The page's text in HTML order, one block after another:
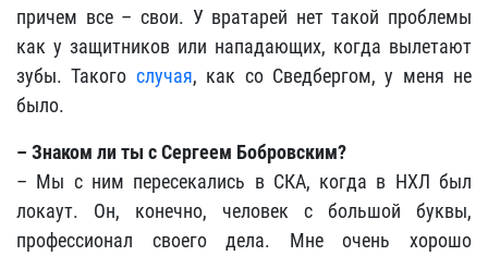
причем все – свои. У вратарей нет такой проблемы
как у защитников или нападающих, когда вылетают
зубы. Такого случая, как со Сведбергом, у меня не
было.
– Знаком ли ты с Сергеем Бобровским?
– Мы с ним пересекались в СКА, когда в НХЛ был
локаут. Он, конечно, человек с большой буквы,
профессионал своего дела. Мне очень хорошо